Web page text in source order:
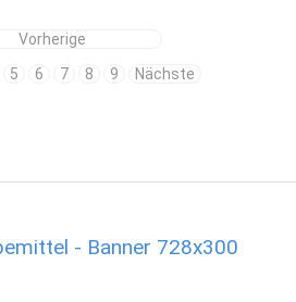
Vorherige
5 6 7 8 9 Nächste
- Banner 728x300